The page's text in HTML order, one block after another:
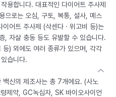
용합니다. 대표적인 다이어트 주사제
으로는 오심, 구토, 복통, 설사, 메스
어트 주사제 (삭센다 · 위고비 등)는
, 자살 충동 등도 유발할 수 있습니다.
등) 외에도 여러 종류가 있으며, 각각
습니다.
백신의 제조사는 총 7개에요. (사노
제약, GC녹십자, SK 바이오사이언